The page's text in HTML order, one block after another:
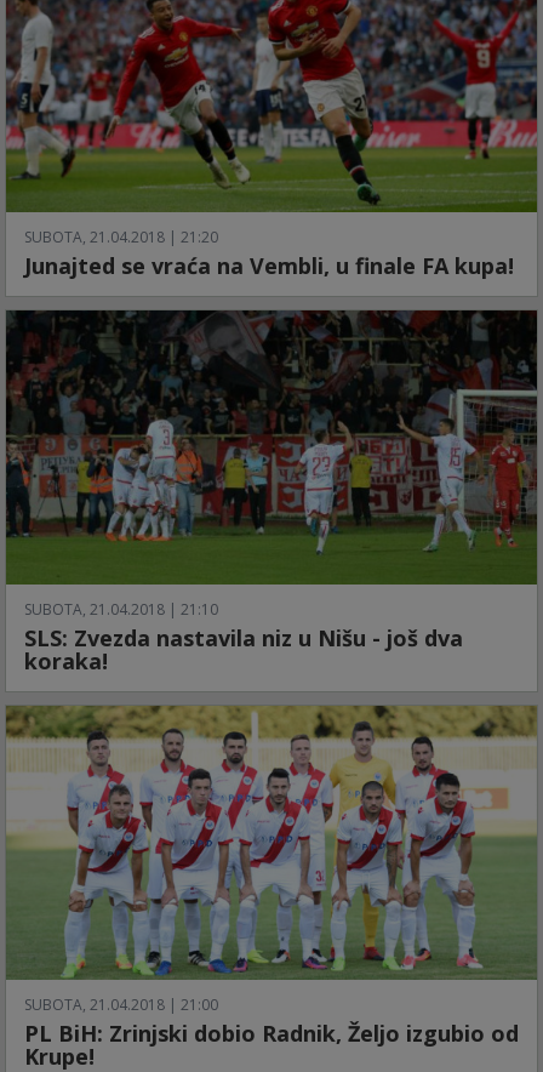
SUBOTA, 21.04.2018 | 21:20
Junajted se vraća na Vembli, u finale FA kupa!
SUBOTA, 21.04.2018 | 21:10
SLS: Zvezda nastavila niz u Nišu - još dva
koraka!
SUBOTA, 21.04.2018 | 21:00
PL BiH: Zrinjski dobio Radnik, Željo izgubio od
Krupe!